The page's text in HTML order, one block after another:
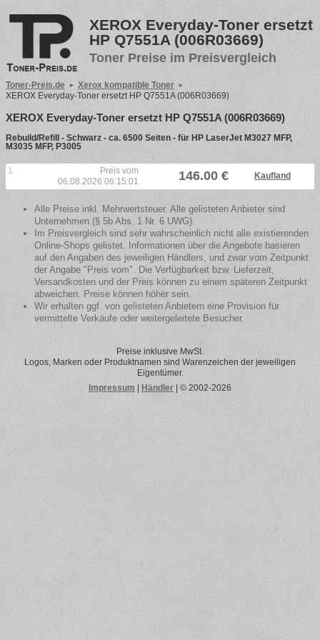
XEROX Everyday-Toner ersetzt
HP Q7551A (006R03669)
Toner Preise im Preisvergleich
Toner-Preis.de
Xerox kompatible Toner
XEROX Everyday-Toner ersetzt HP Q7551A (006R03669)
XEROX Everyday-Toner ersetzt HP Q7551A (006R03669)
Rebuild/Refill - Schwarz - ca. 6500 Seiten - für HP LaserJet M3027 MFP,
M3035 MFP, P3005
1
Preis vom
06.08.2026 06:15:01
146.00 € Kaufland
Alle Preise inkl. Mehrwertsteuer. Alle gelisteten Anbieter sind
Unternehmen (§ 5b Abs. 1 Nr. 6 UWG).
Im Preisvergleich sind sehr wahrscheinlich nicht alle existierenden
Online-Shops gelistet. Informationen über die Angebote basieren
auf den Angaben des jeweiligen Händlers, und zwar vom Zeitpunkt
der Angabe "Preis vom". Die Verfügbarkeit bzw. Lieferzeit,
Versandkosten und der Preis können zu einem späteren Zeitpunkt
abweichen. Preise können höher sein.
Wir erhalten ggf. von gelisteten Anbietern eine Provision für
vermittelte Verkäufe oder weitergeleitete Besucher.
Preise inklusive MwSt.
Logos, Marken oder Produktnamen sind Warenzeichen der jeweiligen
Eigentümer.
Impressum
Händler | © 2002-2026